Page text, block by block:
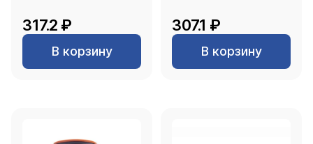
317.2 ₽
В корзину
307.1 ₽
В корзину